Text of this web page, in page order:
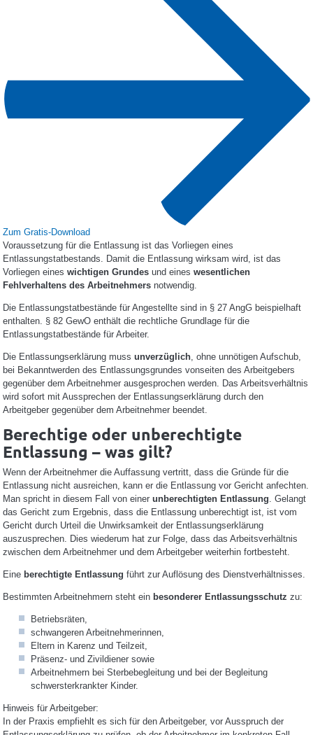
Zum Gratis-Download
Voraussetzung für die Entlassung ist das Vorliegen eines
Entlassungstatbestands. Damit die Entlassung wirksam wird, ist das
Vorliegen eines wichtigen Grundesund eines wesentlichen
Fehlverhaltens des Arbeitnehmersnotwendig.
Die Entlassungstatbestände für Angestellte sind in § 27 AngG beispielhaft
enthalten. § 82 GewO enthält die rechtliche Grundlage für die
Entlassungstatbestände für Arbeiter.
Die Entlassungserklärung muss unverzüglich, ohne unnötigen Aufschub,
bei Bekanntwerden des Entlassungsgrundes vonseiten des Arbeitgebers
gegenüber dem Arbeitnehmer ausgesprochen werden. Das Arbeitsverhältnis
wird sofort mit Aussprechen der Entlassungserklärung durch den
Arbeitgeber gegenüber dem Arbeitnehmer beendet.
Berechtige oder unberechtigte
Entlassung – was gilt?
Wenn der Arbeitnehmer die Auffassung vertritt, dass die Gründe für die
Entlassung nicht ausreichen, kann er die Entlassung vor Gericht anfechten.
Man spricht in diesem Fall von einer unberechtigten Entlassung . Gelangt
das Gericht zum Ergebnis, dass die Entlassung unberechtigt ist, ist vom
Gericht durch Urteil die Unwirksamkeit der Entlassungserklärung
auszusprechen. Dies wiederum hat zur Folge, dass das Arbeitsverhältnis
zwischen dem Arbeitnehmer und dem Arbeitgeber weiterhin fortbesteht.
Eine berechtigte Entlassung führt zur Auflösung des Dienstverhältnisses.
Bestimmten Arbeitnehmern steht ein besonderer Entlassungsschutz zu:
Betriebsräten,
schwangeren Arbeitnehmerinnen,
Eltern in Karenz und Teilzeit,
Präsenz- und Zivildiener sowie
Arbeitnehmern bei Sterbebegleitung und bei der Begleitung
schwersterkrankter Kinder.
Hinweis für Arbeitgeber:
In der Praxis empfiehlt es sich für den Arbeitgeber, vor Ausspruch der